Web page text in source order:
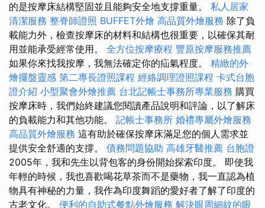
的是按摩床結構堅固並且能夠安全地支撐重量。 私人居家
清潔服務 整脊師證照 BUFFET外燴 高品質外燴服務 除了負
載能力外，檢查按摩床的材料和結構也很重要，以確保其耐
用並能承受經常使用。 全方位按摩療程 豐原按摩服務推薦
如果你來找我按摩，我無法確定你的疝氣程度。 精緻的外
燴擺盤靈感 第二專長證照課程 經絡調理證照課程 卡式台胞
證介紹 小型聚會外燴推薦 台北記帳士事務所專業服務 購買
按摩床時，我們始終建議您閱讀產品說明和評論，以了解床
的負載能力和其他功能。 記帳士事務所 婚禮專屬外燴服務
高品質外燴服務 這有助於確保按摩床滿足您的個人需求並
提供安全舒適的支撐。 債務問題協助 高雄牙醫推薦 台胞證
2005年，我和先生以背包客的身份開始探索印度。 即使我
年輕的時候，我也喜歡喝花草茶而不是藥物，我一直認為植
物具有神秘的力量，我作為印度舞蹈的愛好者了解了印度的
古老文化。 便利的自助式餐點外燴服務 解決眼周細紋的眼